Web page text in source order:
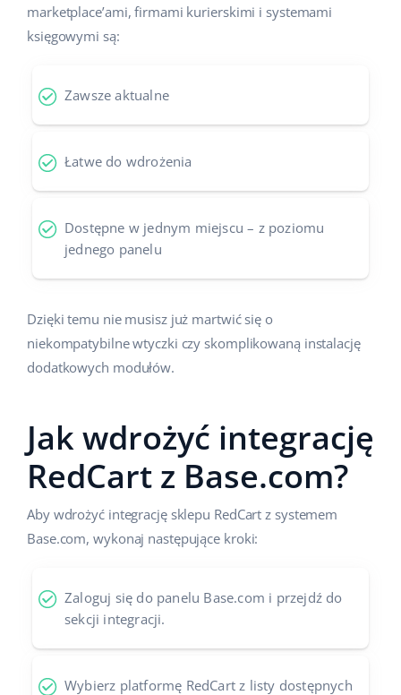
marketplace’ami, firmami kurierskimi i systemami
księgowymi są:
Zawsze aktualne
Łatwe do wdrożenia
Dostępne w jednym miejscu – z poziomu
jednego panelu
Dzięki temu nie musisz już martwić się o
niekompatybilne wtyczki czy skomplikowaną instalację
dodatkowych modułów.
Jak wdrożyć integrację
RedCart z Base.com?
Aby wdrożyć integrację sklepu RedCart z systemem
Base.com, wykonaj następujące kroki:
Zaloguj się do panelu Base.com i przejdź do
sekcji integracji.
Wybierz platformę RedCart z listy dostępnych